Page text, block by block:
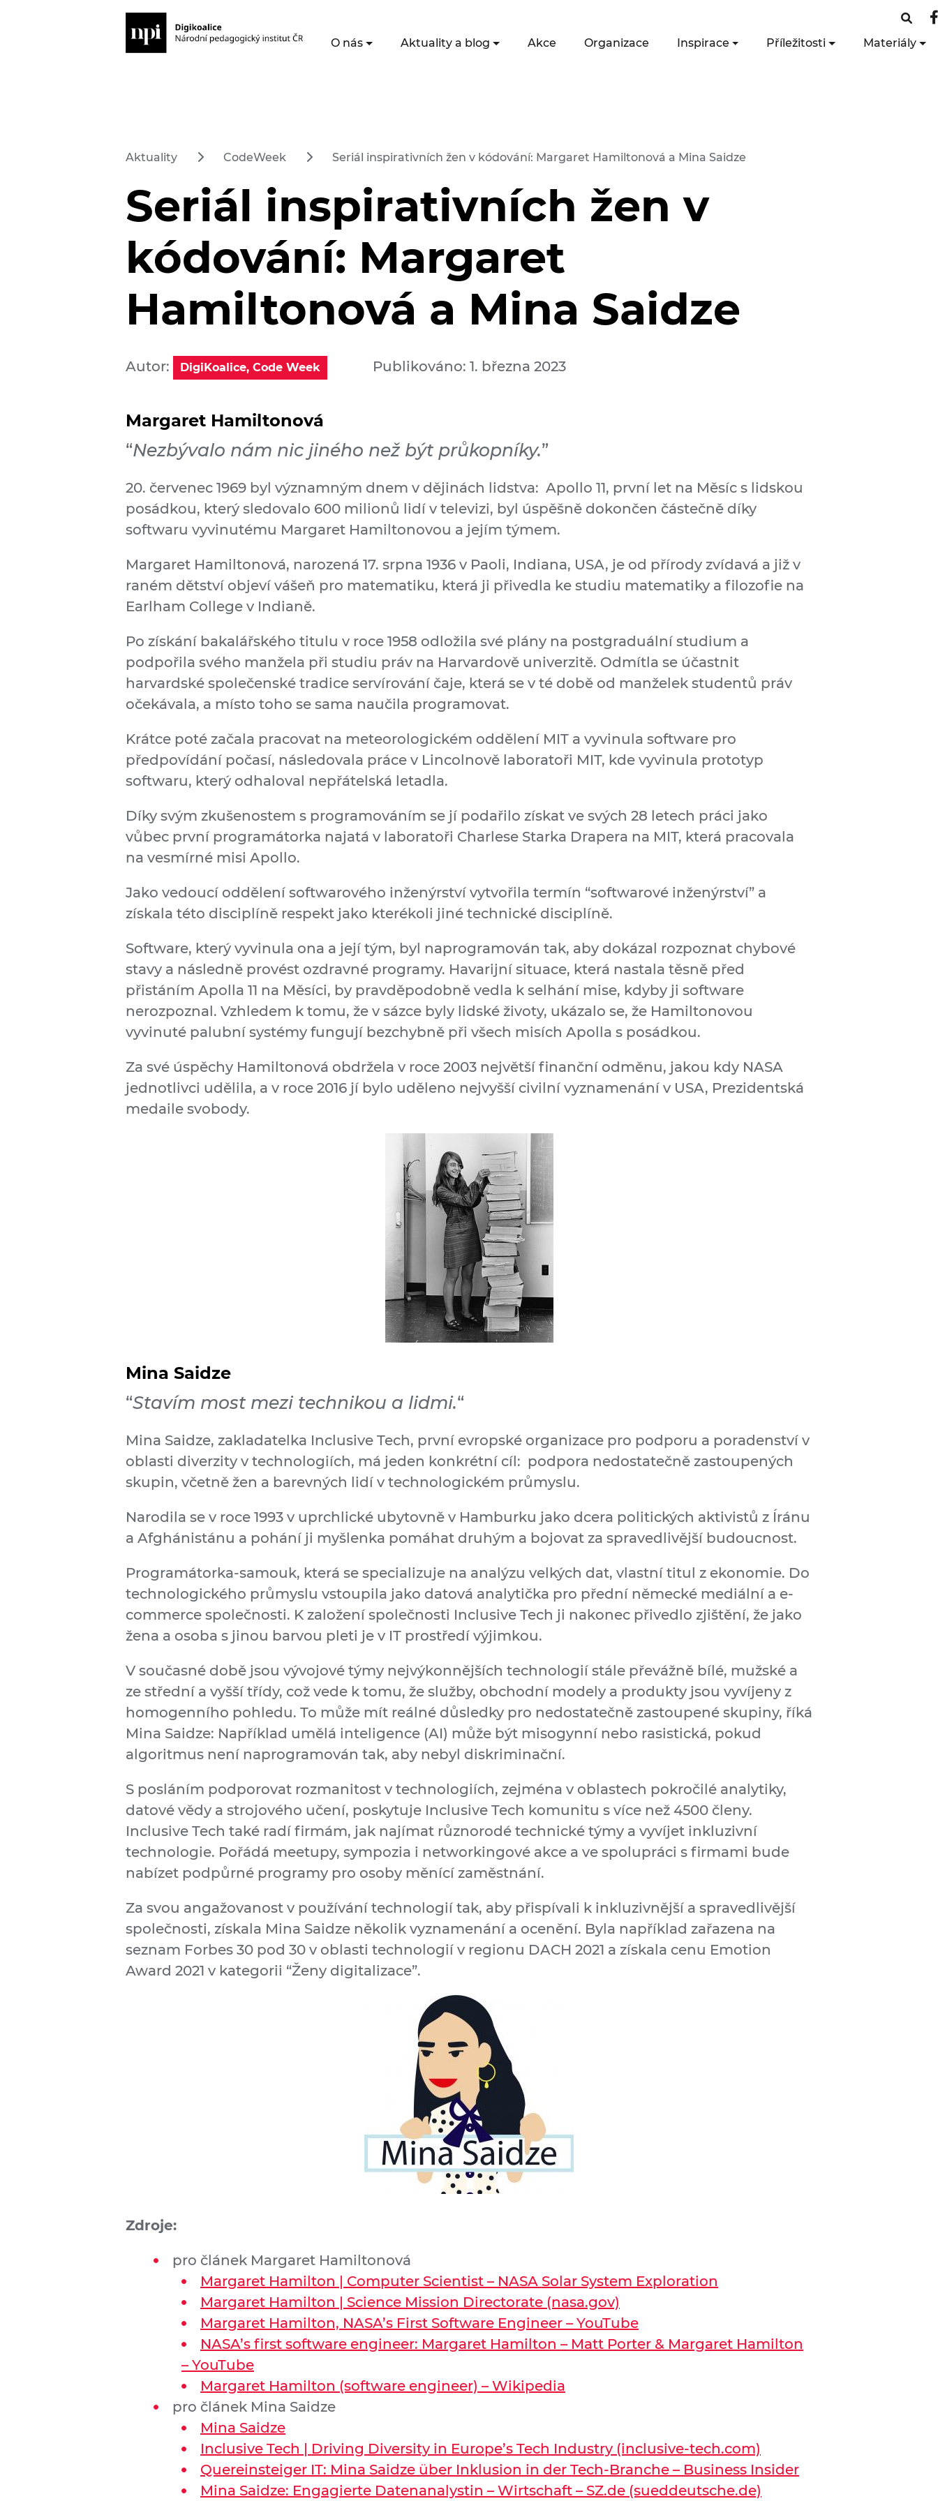
O nás Aktuality a blog Akce Organizace Inspirace Příležitosti Materiály
Aktuality CodeWeek Seriál inspirativních žen v kódování: Margaret Hamiltonová a Mina Saidze
Seriál inspirativních žen v
kódování: Margaret
Hamiltonová a Mina Saidze
Autor: DigiKoalice, Code Week Publikováno: 1. března 2023
Margaret Hamiltonová
“Nezbývalo nám nic jiného než být průkopníky.”
20. červenec 1969 byl významným dnem v dějinách lidstva: Apollo 11, první let na Měsíc s lidskou
posádkou, který sledovalo 600 milionů lidí v televizi, byl úspěšně dokončen částečně díky
softwaru vyvinutému Margaret Hamiltonovou a jejím týmem.
Margaret Hamiltonová, narozená 17. srpna 1936 v Paoli, Indiana, USA, je od přírody zvídavá a již v
raném dětství objeví vášeň pro matematiku, která ji přivedla ke studiu matematiky a filozofie na
Earlham College v Indianě.
Po získání bakalářského titulu v roce 1958 odložila své plány na postgraduální studium a
podpořila svého manžela při studiu práv na Harvardově univerzitě. Odmítla se účastnit
harvardské společenské tradice servírování čaje, která se v té době od manželek studentů práv
očekávala, a místo toho se sama naučila programovat.
Krátce poté začala pracovat na meteorologickém oddělení MIT a vyvinula software pro
předpovídání počasí, následovala práce v Lincolnově laboratoři MIT, kde vyvinula prototyp
softwaru, který odhaloval nepřátelská letadla.
Díky svým zkušenostem s programováním se jí podařilo získat ve svých 28 letech práci jako
vůbec první programátorka najatá v laboratoři Charlese Starka Drapera na MIT, která pracovala
na vesmírné misi Apollo.
Jako vedoucí oddělení softwarového inženýrství vytvořila termín “softwarové inženýrství” a
získala této disciplíně respekt jako kterékoli jiné technické disciplíně.
Software, který vyvinula ona a její tým, byl naprogramován tak, aby dokázal rozpoznat chybové
stavy a následně provést ozdravné programy. Havarijní situace, která nastala těsně před
přistáním Apolla 11 na Měsíci, by pravděpodobně vedla k selhání mise, kdyby ji software
nerozpoznal. Vzhledem k tomu, že v sázce byly lidské životy, ukázalo se, že Hamiltonovou
vyvinuté palubní systémy fungují bezchybně při všech misích Apolla s posádkou.
Za své úspěchy Hamiltonová obdržela v roce 2003 největší finanční odměnu, jakou kdy NASA
jednotlivci udělila, a v roce 2016 jí bylo uděleno nejvyšší civilní vyznamenání v USA, Prezidentská
medaile svobody.
Mina Saidze
“Stavím most mezi technikou a lidmi.“
Mina Saidze, zakladatelka Inclusive Tech, první evropské organizace pro podporu a poradenství v
oblasti diverzity v technologiích, má jeden konkrétní cíl: podpora nedostatečně zastoupených
skupin, včetně žen a barevných lidí v technologickém průmyslu.
Narodila se v roce 1993 v uprchlické ubytovně v Hamburku jako dcera politických aktivistů z Íránu
a Afghánistánu a pohání ji myšlenka pomáhat druhým a bojovat za spravedlivější budoucnost.
Programátorka-samouk, která se specializuje na analýzu velkých dat, vlastní titul z ekonomie. Do
technologického průmyslu vstoupila jako datová analytička pro přední německé mediální a e-
commerce společnosti. K založení společnosti Inclusive Tech ji nakonec přivedlo zjištění, že jako
žena a osoba s jinou barvou pleti je v IT prostředí výjimkou.
V současné době jsou vývojové týmy nejvýkonnějších technologií stále převážně bílé, mužské a
ze střední a vyšší třídy, což vede k tomu, že služby, obchodní modely a produkty jsou vyvíjeny z
homogenního pohledu. To může mít reálné důsledky pro nedostatečně zastoupené skupiny, říká
Mina Saidze: Například umělá inteligence (AI) může být misogynní nebo rasistická, pokud
algoritmus není naprogramován tak, aby nebyl diskriminační.
S posláním podporovat rozmanitost v technologiích, zejména v oblastech pokročilé analytiky,
datové vědy a strojového učení, poskytuje Inclusive Tech komunitu s více než 4500 členy.
Inclusive Tech také radí firmám, jak najímat různorodé technické týmy a vyvíjet inkluzivní
technologie. Pořádá meetupy, sympozia i networkingové akce a ve spolupráci s firmami bude
nabízet podpůrné programy pro osoby měnící zaměstnání.
Za svou angažovanost v používání technologií tak, aby přispívali k inkluzivnější a spravedlivější
společnosti, získala Mina Saidze několik vyznamenání a ocenění. Byla například zařazena na
seznam Forbes 30 pod 30 v oblasti technologií v regionu DACH 2021 a získala cenu Emotion
Award 2021 v kategorii “Ženy digitalizace”.
Zdroje:
pro článek Margaret Hamiltonová
Margaret Hamilton | Computer Scientist – NASA Solar System Exploration
Margaret Hamilton | Science Mission Directorate (nasa.gov)
Margaret Hamilton, NASA’s First Software Engineer – YouTube
NASA’s first software engineer: Margaret Hamilton – Matt Porter & Margaret Hamilton
– YouTube
Margaret Hamilton (software engineer) – Wikipedia
pro článek Mina Saidze
Mina Saidze
Inclusive Tech | Driving Diversity in Europe’s Tech Industry (inclusive-tech.com)
Quereinsteiger IT: Mina Saidze über Inklusion in der Tech-Branche – Business Insider
Mina Saidze: Engagierte Datenanalystin – Wirtschaft – SZ.de (sueddeutsche.de)